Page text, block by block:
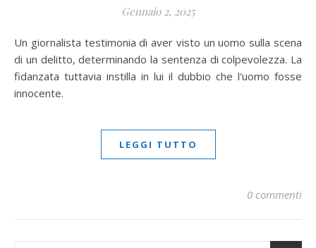
Gennaio 2, 2025
Un giornalista testimonia di aver visto un uomo sulla scena
di un delitto, determinando la sentenza di colpevolezza. La
fidanzata tuttavia instilla in lui il dubbio che l'uomo fosse
innocente.
LEGGI TUTTO
0 commenti